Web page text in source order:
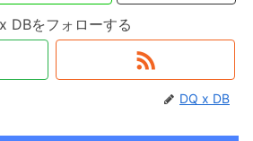
DBをフォローする
DQ x DB